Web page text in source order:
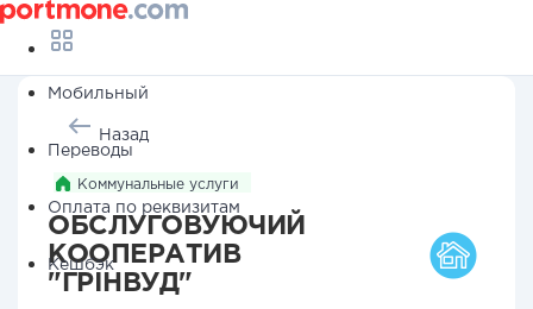
Мобильный
Переводы
Оплата по реквизитам
Кешбэк
Назад
Коммунальные услуги
ОБСЛУГОВУЮЧИЙ
КООПЕРАТИВ
"ГРІНВУД"